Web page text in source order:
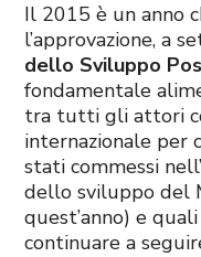
Il 2015 è un anno
l’approvazione, a
dello Sviluppo
fondamentale
tra tutti gli attori
internazionale per
stati commessi
dello sviluppo del
quest’anno) e
continuare a